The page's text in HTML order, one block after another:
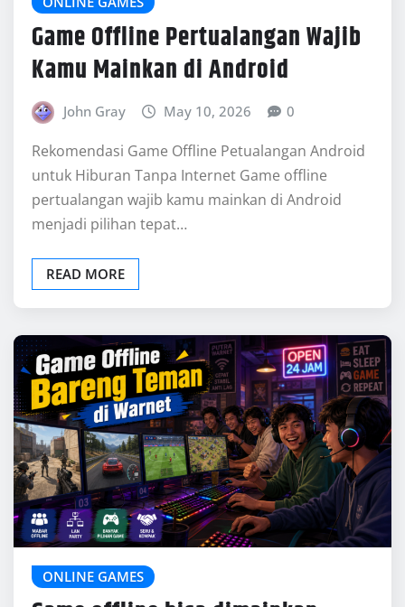
ONLINE GAMES
Game offline bisa dimainkan
bareng teman di warnet
John Gray May 4, 2026 0
Bermain game di warnet tidak selalu harus
mengandalkan koneksi internet. Ada banyak
game offline yang bisa dimainkan bareng teman
di…
READ MORE